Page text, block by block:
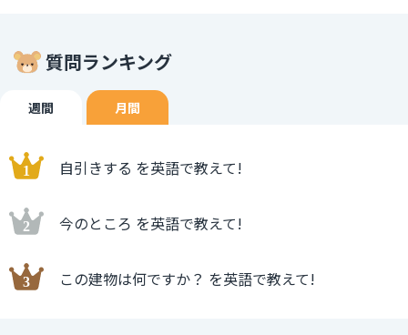
質問ランキング
週間 月間
自引きする を英語で教えて!
今のところ を英語で教えて!
この建物は何ですか？ を英語で教えて!